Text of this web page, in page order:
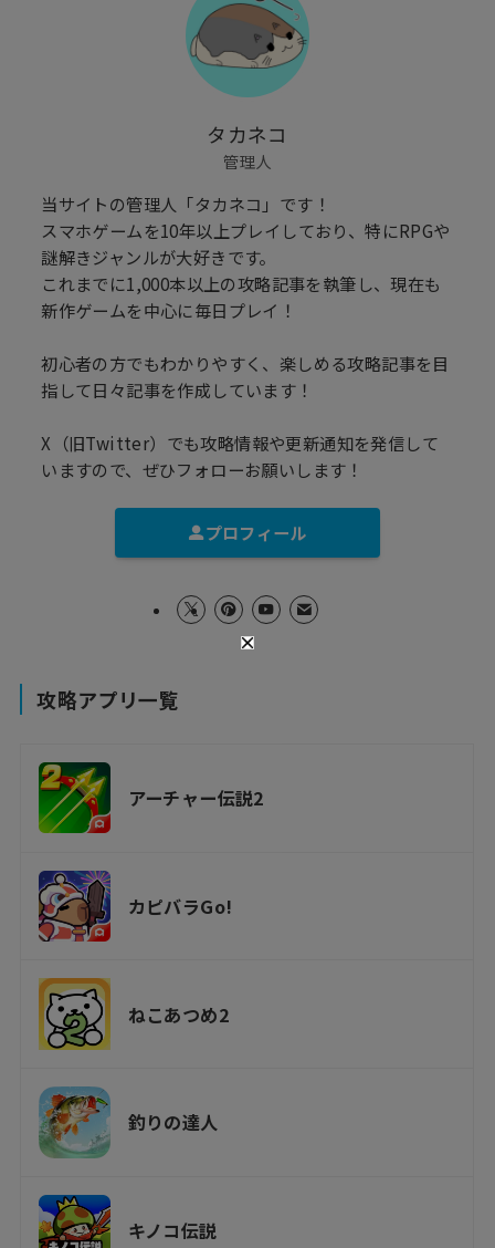
タカネコ
管理人
当サイトの管理人「タカネコ」です！
スマホゲームを10年以上プレイしており、特にRPGや
謎解きジャンルが大好きです。
これまでに1,000本以上の攻略記事を執筆し、現在も
新作ゲームを中心に毎日プレイ！
初心者の方でもわかりやすく、楽しめる攻略記事を目
指して日々記事を作成しています！
X（旧Twitter）でも攻略情報や更新通知を発信して
いますので、ぜひフォローお願いします！
プロフィール
攻略アプリ一覧
アーチャー伝説2
カピバラGo!
ねこあつめ2
釣りの達人
キノコ伝説